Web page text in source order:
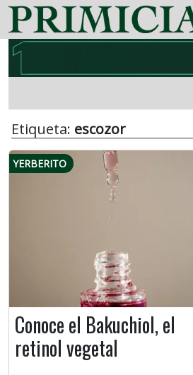
Etiqueta: escozor
YERBERITO
Conoce el Bakuchiol, el
retinol vegetal